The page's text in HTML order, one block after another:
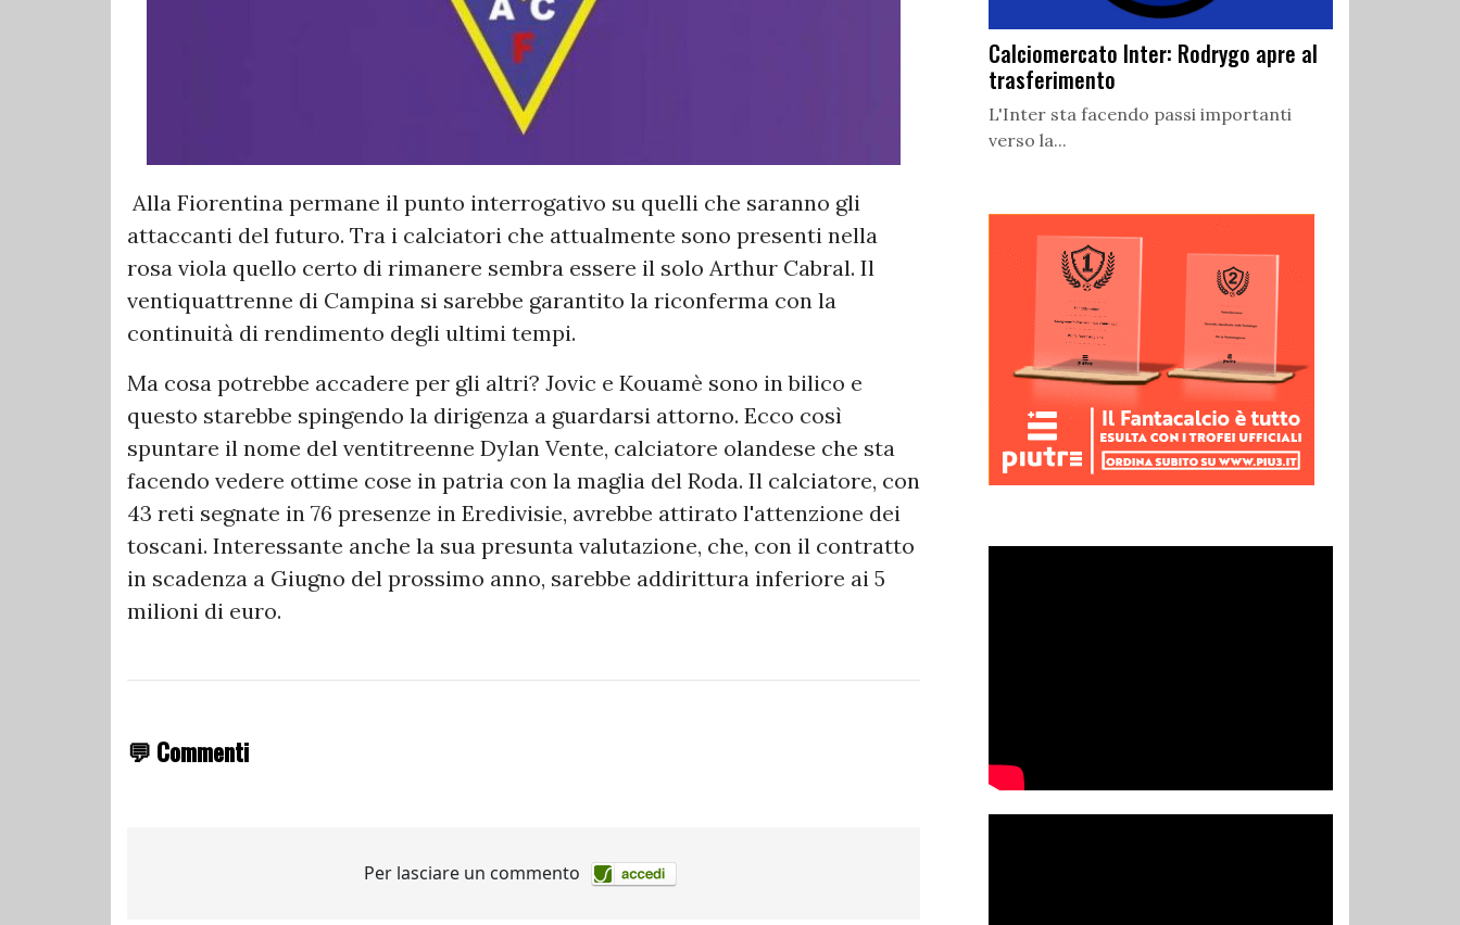
Alla Fiorentina permane il punto interrogativo su quelli che saranno gli
attaccanti del futuro. Tra i calciatori che attualmente sono presenti nella
rosa viola quello certo di rimanere sembra essere il solo Arthur Cabral. Il
ventiquattrenne di Campina si sarebbe garantito la riconferma con la
continuità di rendimento degli ultimi tempi.
Ma cosa potrebbe accadere per gli altri? Jovic e Kouamè sono in bilico e
questo starebbe spingendo la dirigenza a guardarsi attorno. Ecco così
spuntare il nome del ventitreenne Dylan Vente, calciatore olandese che sta
facendo vedere ottime cose in patria con la maglia del Roda. Il calciatore, con
43 reti segnate in 76 presenze in Eredivisie, avrebbe attirato l'attenzione dei
toscani. Interessante anche la sua presunta valutazione, che, con il contratto
in scadenza a Giugno del prossimo anno, sarebbe addirittura inferiore ai 5
milioni di euro.
💬 Commenti
Calciomercato Inter: Rodrygo apre al
trasferimento
L'Inter sta facendo passi importanti
verso la...